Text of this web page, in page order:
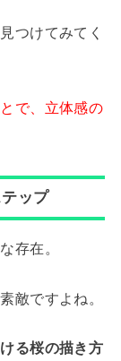
つけてみてく
で、立体感の
ップ
存在。
敵ですよね。
る桜の描き方